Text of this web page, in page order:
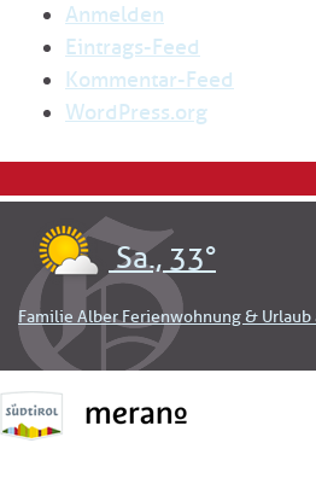
Anmelden
Eintrags-Feed
Kommentar-Feed
WordPress.org
Sa., 33°
Familie Alber Ferienwohnung & Urlaub